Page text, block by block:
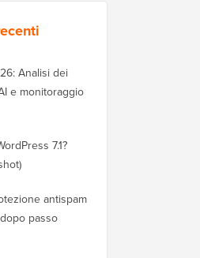
Analisi dei
e monitoraggio
7.1?
antispam
passo